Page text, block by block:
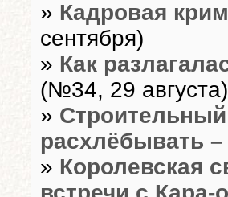
» Кадровая
сентября)
» Как
(№34, 29 августа)
»
расхлёбывать
» Королевская